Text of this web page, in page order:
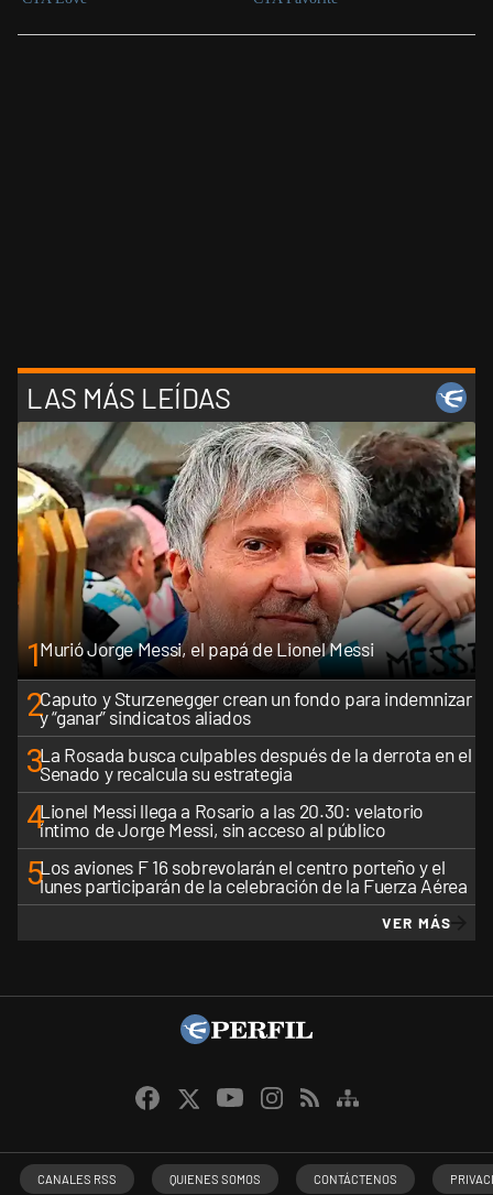
LAS MÁS LEÍDAS
1Murió Jorge Messi, el papá de Lionel Messi
2Caputo y Sturzenegger crean un fondo para indemnizar
y “ganar” sindicatos aliados
3La Rosada busca culpables después de la derrota en el
Senado y recalcula su estrategia
4Lionel Messi llega a Rosario a las 20.30: velatorio
íntimo de Jorge Messi, sin acceso al público
5Los aviones F 16 sobrevolarán el centro porteño y el
lunes participarán de la celebración de la Fuerza Aérea
VER MÁS
CANALES RSS QUIENES SOMOS CONTÁCTENOS